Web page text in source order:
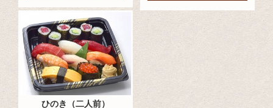
ひのき（二人前）